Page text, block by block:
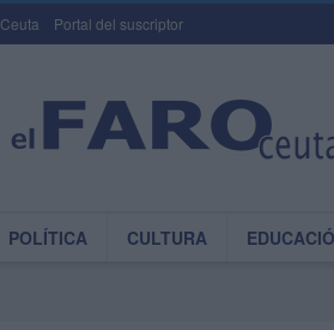
Portal del suscriptor
POLÍTICA CULTURA